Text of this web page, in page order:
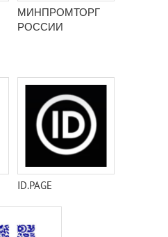
МИНПРОМТОРГ
РОССИИ
ID.PAGE